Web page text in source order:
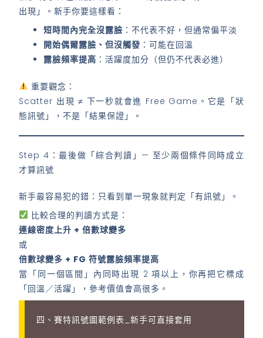
出現」。新手你要這樣看：
短時間內完全沒露臉 ：不代表不好，但通常偏平淡
開始偶爾露臉、但沒觸發 ：可能在回溫
露臉頻率提高 ：活躍度加分（但仍不代表必進）
重要觀念：
Scatter 出現 ≠ 下一秒就會進 Free Game。它是「狀
態訊號」，不是「結果保證」。
Step 4：最後做「綜合判讀」— 至少兩個條件同時成立
才算訊號
新手最容易犯的錯：只看到單一現象就判定「有訊號」。
比較合理的判讀方式是：
連線密度上升 + 倍數球變多
或
倍數球變多 + FG 符號露臉頻率提高
當「同一個區間」內同時出現 2 項以上，你再把它標成
「回溫／活躍」，參考價值會高很多。
四、賽特訊號圖範例表_新手可直接套用